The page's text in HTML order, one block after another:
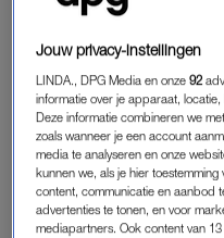
Prachtige vissen zijn het, ik
De vriend van de
en benen steken uit de
verplaatst – en het was
grapje, dus zwijgend loop
vroeg bij de
geparkeerde auto.
Jouw privacy-instellingen
LINDA., DPG Media en onze92
informatie over je apparaat,
Deze informatie combineren we
zoals wanneer je een account
media te analyseren en onze
kunnen we, als je hier
content, communicatie en aanbod
advertenties te tonen, en voor
mediapartners. Ook content van